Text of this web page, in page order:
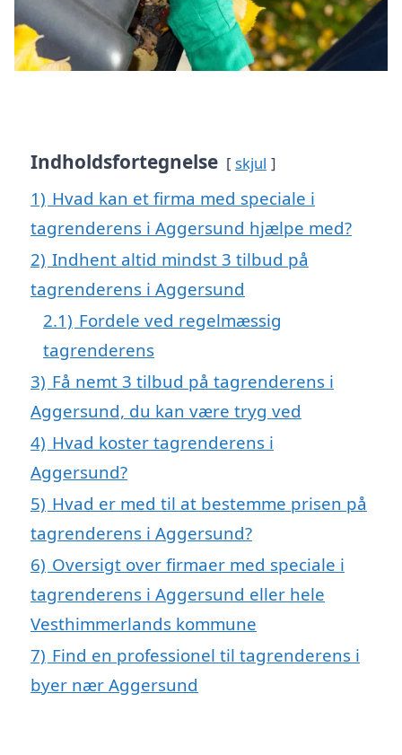
Indholdsfortegnelse skjul
1) Hvad kan et firma med speciale i
tagrenderens i Aggersund hjælpe med?
2) Indhent altid mindst 3 tilbud på
tagrenderens i Aggersund
2.1) Fordele ved regelmæssig
tagrenderens
3) Få nemt 3 tilbud på tagrenderens i
Aggersund, du kan være tryg ved
4) Hvad koster tagrenderens i
Aggersund?
5) Hvad er med til at bestemme prisen på
tagrenderens i Aggersund?
6) Oversigt over firmaer med speciale i
tagrenderens i Aggersund eller hele
Vesthimmerlands kommune
7) Find en professionel til tagrenderens i
byer nær Aggersund